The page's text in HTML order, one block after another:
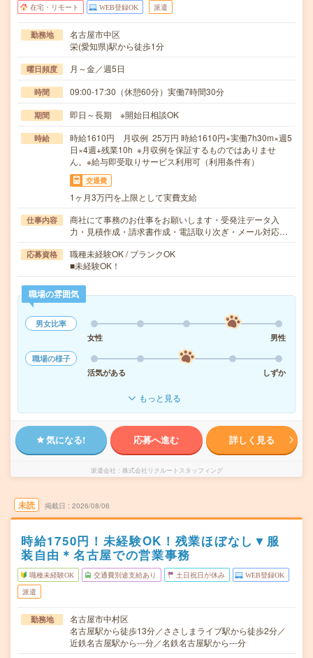
在宅・リモート WEB登録OK 派遣
勤務地
名古屋市中区
栄(愛知県)駅から徒歩1分
曜日頻度 月～金／週5日
時間 09:00-17:30（休憩60分）実働7時間30分
期間 即日～長期 ※開始日相談OK
時給
時給1610円 月収例 25万円 時給1610円×実働7h30m×週5
日×4週+残業10h ※月収例を保証するものではありませ
ん。※給与即受取りサービス利用可（利用条件有）
交通費
1ヶ月3万円を上限として実費支給
仕事内容
商社にて事務のお仕事をお願いします・受発注データ入
力・見積作成・請求書作成・電話取り次ぎ・メール対応…
応募資格
職種未経験OK / ブランクOK
■未経験OK！
職場の雰囲気
男女比率
女性
男性
職場の様子
活気がある
しずか
もっと見る
気になる! 応募へ進む 詳しく見る
派遣会社 株式会社リクルートスタッフィング
未読 掲載日 2026/08/06
時給1750円！未経験OK！残業ほぼなし▼服
装自由＊名古屋での営業事務
職種未経験OK 交通費別途支給あり 土日祝日が休み WEB登録OK
派遣
勤務地
名古屋市中村区
名古屋駅から徒歩13分／ささしまライブ駅から徒歩2分／
近鉄名古屋駅から---分／名鉄名古屋駅から---分